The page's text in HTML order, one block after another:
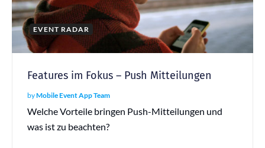
EVENT RADAR
Features im Fokus – Push Mitteilungen
byMobile Event App Team
Welche Vorteile bringen Push-Mitteilungen und
was ist zu beachten?